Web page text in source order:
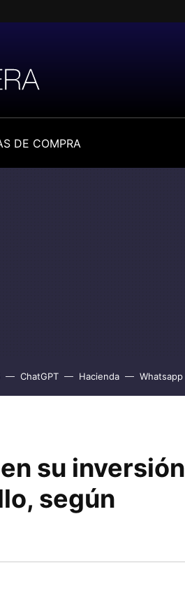
DE COMPRA
ChatGPT Hacienda Whatsapp
su inversión
según